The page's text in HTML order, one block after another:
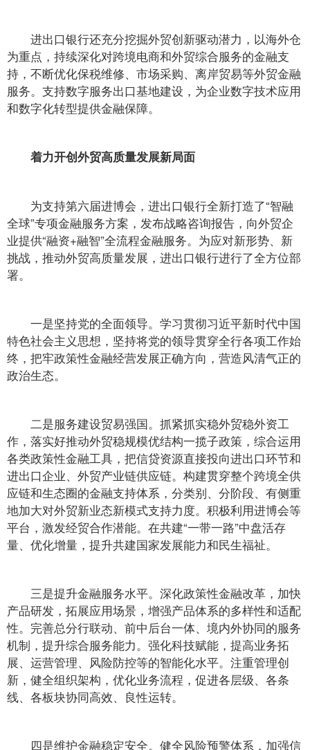
进出口银行还充分挖掘外贸创新驱动潜力，以海外仓
为重点，持续深化对跨境电商和外贸综合服务的金融支
持，不断优化保税维修、市场采购、离岸贸易等外贸金融
服务。支持数字服务出口基地建设，为企业数字技术应用
和数字化转型提供金融保障。
着力开创外贸高质量发展新局面
为支持第六届进博会，进出口银行全新打造了“智融
全球”专项金融服务方案，发布战略咨询报告，向外贸企
业提供“融资+融智”全流程金融服务。为应对新形势、新
挑战，推动外贸高质量发展，进出口银行进行了全方位部
署。
一是坚持党的全面领导。学习贯彻习近平新时代中国
特色社会主义思想，坚持将党的领导贯穿全行各项工作始
终，把牢政策性金融经营发展正确方向，营造风清气正的
政治生态。
二是服务建设贸易强国。抓紧抓实稳外贸稳外资工
作，落实好推动外贸稳规模优结构一揽子政策，综合运用
各类政策性金融工具，把信贷资源直接投向进出口环节和
进出口企业、外贸产业链供应链。构建贯穿整个跨境全供
应链和生态圈的金融支持体系，分类别、分阶段、有侧重
地加大对外贸新业态新模式支持力度。积极利用进博会等
平台，激发经贸合作潜能。在共建“一带一路”中盘活存
量、优化增量，提升共建国家发展能力和民生福祉。
三是提升金融服务水平。深化政策性金融改革，加快
产品研发，拓展应用场景，增强产品体系的多样性和适配
性。完善总分行联动、前中后台一体、境内外协同的服务
机制，提升综合服务能力。强化科技赋能，提高业务拓
展、运营管理、风险防控等的智能化水平。注重管理创
新，健全组织架构，优化业务流程，促进各层级、各条
线、各板块协同高效、良性运转。
四是维护金融稳定安全。健全风险预警体系，加强信